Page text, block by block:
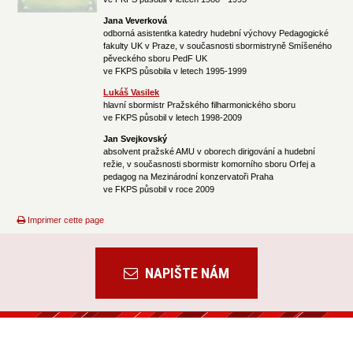
Jana Veverková
odborná asistentka katedry hudební výchovy Pedagogické
fakulty UK v Praze, v současnosti sbormistryně Smíšeného
pěveckého sboru PedF UK
ve FKPS působila v letech 1995-1999
Lukáš Vasilek
hlavní sbormistr Pražského filharmonického sboru
ve FKPS působil v letech 1998-2009
Jan Svejkovský
absolvent pražské AMU v oborech dirigování a hudební
režie, v současnosti sbormistr komorního sboru Orfej a
pedagog na Mezinárodní konzervatoři Praha
ve FKPS působil v roce 2009
Imprimer cette page
NAPIŠTE NÁM